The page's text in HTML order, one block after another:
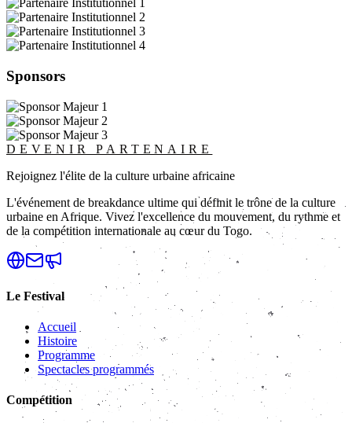
Sponsors
DEVENIR PARTENAIRE
Rejoignez l'élite de la culture urbaine africaine
L'événement de breakdance ultime qui définit le trône de la culture
urbaine en Afrique. Vivez l'excellence du mouvement, du rythme et
de la compétition internationale au cœur du Togo.
Le Festival
Accueil
Histoire
Programme
Spectacles programmés
Compétition